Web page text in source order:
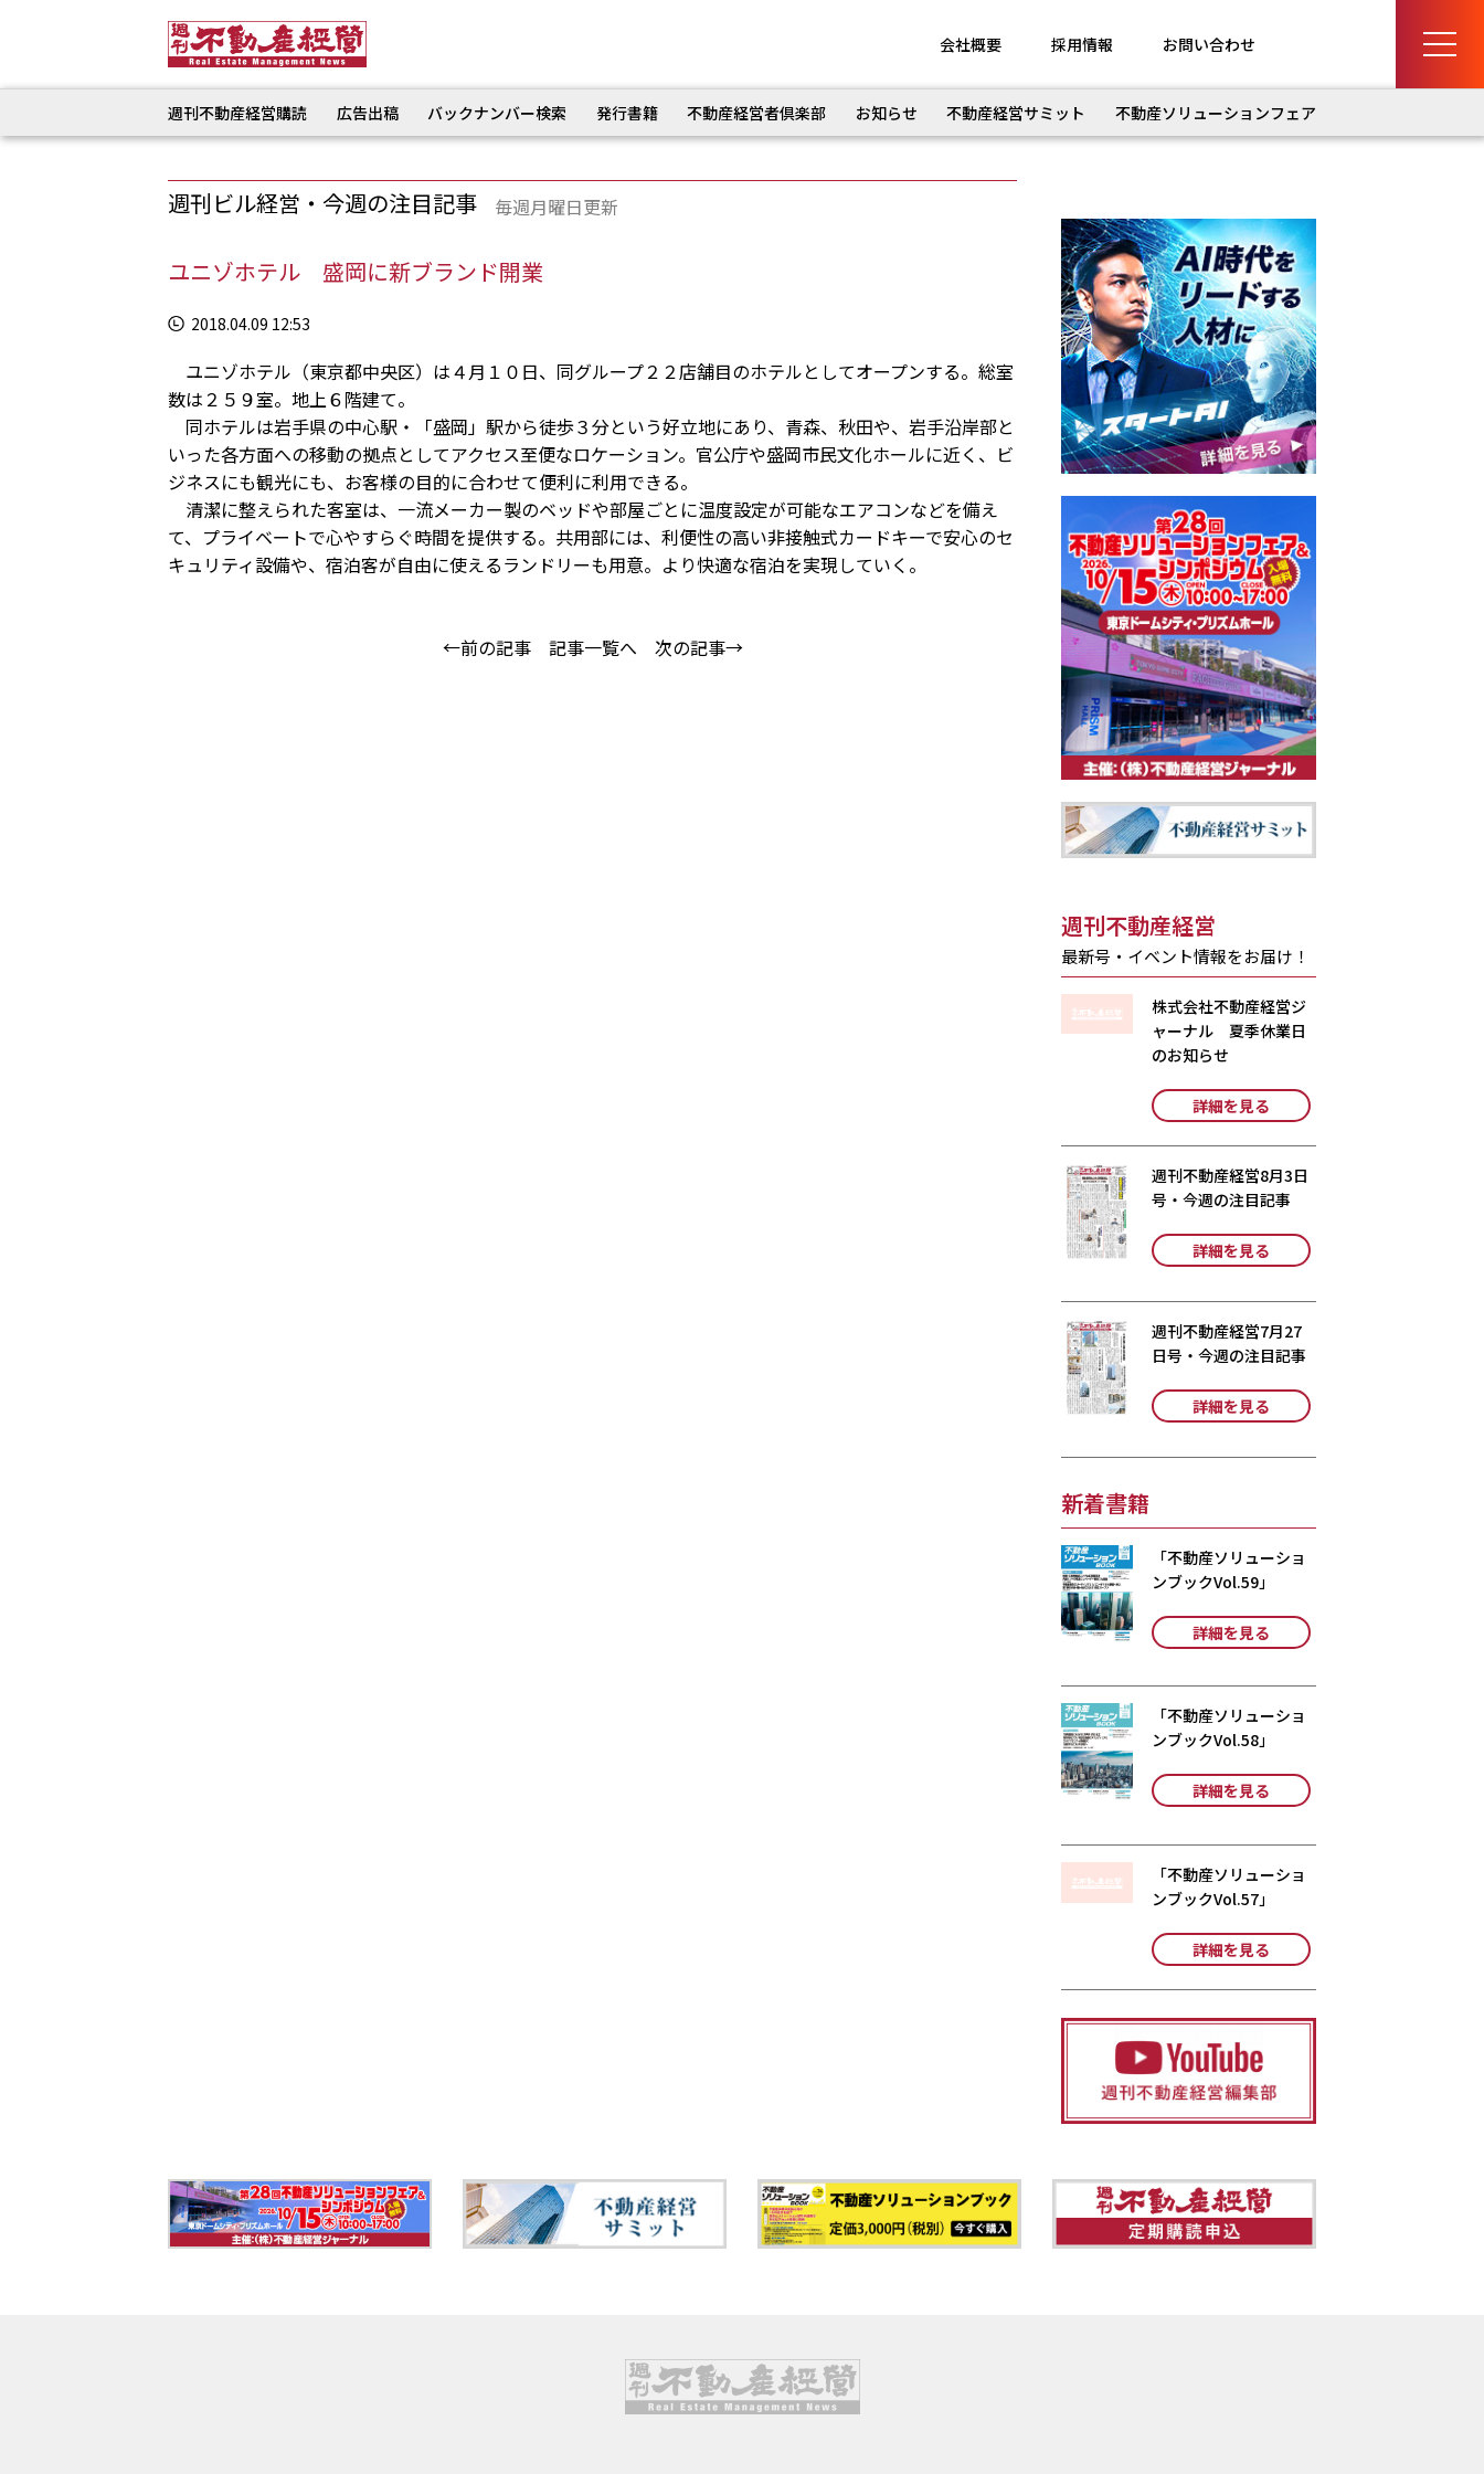
会社概要 採用情報 お問い合わせ
週刊不動産経営購読 広告出稿 バックナンバー検索 発行書籍 不動産経営者倶楽部 お知らせ 不動産経営サミット 不動産ソリューションフェア
週刊ビル経営・今週の注目記事 毎週月曜日更新
ユニゾホテル 盛岡に新ブランド開業
2018.04.09 12:53
ユニゾホテル（東京都中央区）は４月１０日、同グループ２２店舗目のホテルとしてオープンする。総室
数は２５９室。地上６階建て。
同ホテルは岩手県の中心駅・「盛岡」駅から徒歩３分という好立地にあり、青森、秋田や、岩手沿岸部と
いった各方面への移動の拠点としてアクセス至便なロケーション。官公庁や盛岡市民文化ホールに近く、ビ
ジネスにも観光にも、お客様の目的に合わせて便利に利用できる。
清潔に整えられた客室は、一流メーカー製のベッドや部屋ごとに温度設定が可能なエアコンなどを備え
て、プライベートで心やすらぐ時間を提供する。共用部には、利便性の高い非接触式カードキーで安心のセ
キュリティ設備や、宿泊客が自由に使えるランドリーも用意。より快適な宿泊を実現していく。
←前の記事 記事一覧へ 次の記事→
週刊不動産経営
最新号・イベント情報をお届け！
株式会社不動産経営ジ
ャーナル 夏季休業日
のお知らせ
詳細を見る
週刊不動産経営8月3日
号・今週の注目記事
詳細を見る
週刊不動産経営7月27
日号・今週の注目記事
詳細を見る
新着書籍
「不動産ソリューショ
ンブックVol.59」
詳細を見る
「不動産ソリューショ
ンブックVol.58」
詳細を見る
「不動産ソリューショ
ンブックVol.57」
詳細を見る